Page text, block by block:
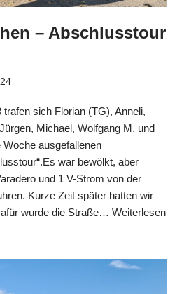
– Abschlusstour
sich Florian (TG), Anneli,
Michael, Wolfgang M. und
ausgefallenen
war bewölkt, aber
und 1 V-Strom von der
Kurze Zeit später hatten wir
wurde die Straße… Weiterlesen